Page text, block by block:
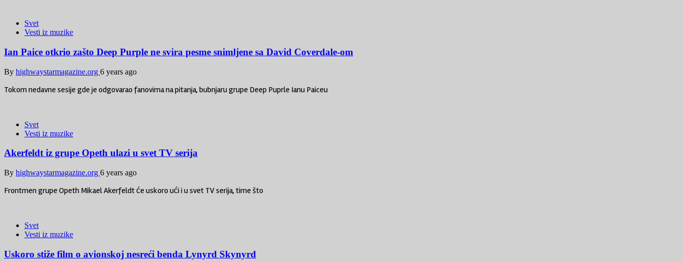
Svet
Vesti iz muzike
Ian Paice otkrio zašto Deep Purple ne svira pesme snimljene sa David Coverdale-om
By highwaystarmagazine.org 6 years ago
Tokom nedavne sesije gde je odgovarao fanovima na pitanja, bubnjaru grupe Deep Puprle Ianu Paiceu
Svet
Vesti iz muzike
Akerfeldt iz grupe Opeth ulazi u svet TV serija
By highwaystarmagazine.org 6 years ago
Frontmen grupe Opeth Mikael Akerfeldt će uskoro ući i u svet TV serija, time što
Svet
Vesti iz muzike
Uskoro stiže film o avionskoj nesreći benda Lynyrd Skynyrd